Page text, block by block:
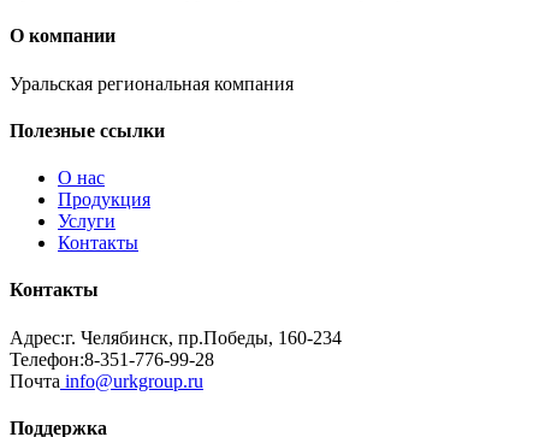
О компании
Уральская региональная компания
Полезные ссылки
О нас
Продукция
Услуги
Контакты
Контакты
Адрес:г. Челябинск, пр.Победы, 160-234
Телефон:8-351-776-99-28
Почта info@urkgroup.ru
Поддержка